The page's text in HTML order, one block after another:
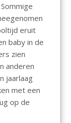
eruit
baby in de
zien
anderen
jaarlaag
met een
op de